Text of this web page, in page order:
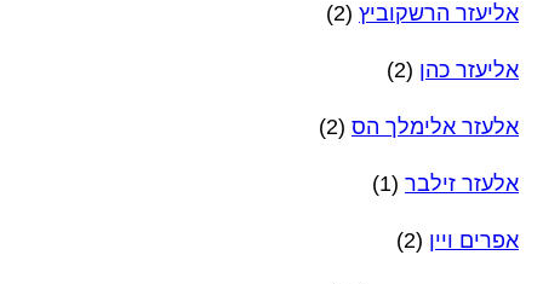
אליעזר הרשקוביץ (2)
אליעזר כהן (2)
אלעזר אלימלך הס (2)
אלעזר זילבר (1)
אפרים ויין (2)